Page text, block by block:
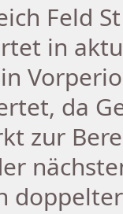
Feld
in
da
zur